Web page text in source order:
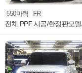
550마력 FR
전체 PPF 시공/한정판모